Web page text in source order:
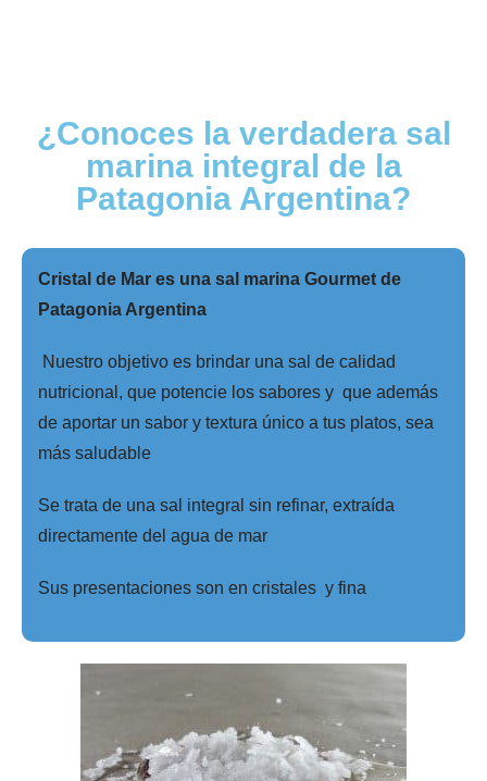
¿Conoces la verdadera sal
marina integral de la
Patagonia Argentina?
Cristal de Mar es una sal marina Gourmet de
Patagonia Argentina
Nuestro objetivo es brindar una sal de calidad
nutricional, que potencie los sabores y que además
de aportar un sabor y textura único a tus platos, sea
más saludable
Se trata de una sal integral sin refinar, extraída
directamente del agua de mar
Sus presentaciones son en cristales y fina